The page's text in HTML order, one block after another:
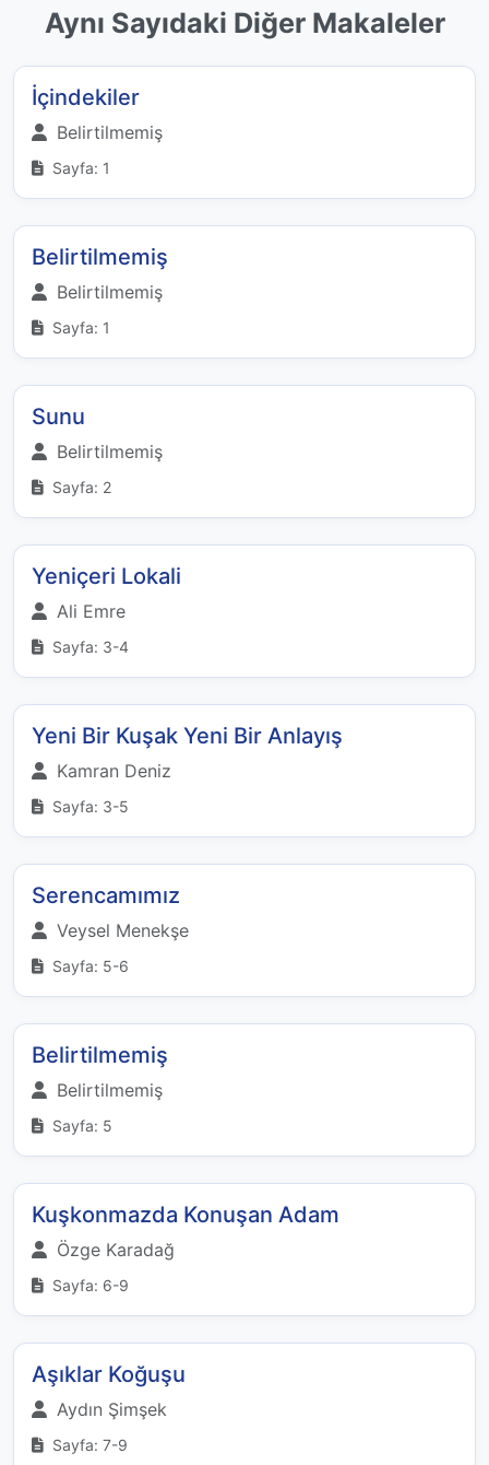
Aynı Sayıdaki Diğer Makaleler
İçindekiler
Belirtilmemiş
Sayfa: 1
Belirtilmemiş
Belirtilmemiş
Sayfa: 1
Sunu
Belirtilmemiş
Sayfa: 2
Yeniçeri Lokali
Ali Emre
Sayfa: 3-4
Yeni Bir Kuşak Yeni Bir Anlayış
Kamran Deniz
Sayfa: 3-5
Serencamımız
Veysel Menekşe
Sayfa: 5-6
Belirtilmemiş
Belirtilmemiş
Sayfa: 5
Kuşkonmazda Konuşan Adam
Özge Karadağ
Sayfa: 6-9
Aşıklar Koğuşu
Aydın Şimşek
Sayfa: 7-9